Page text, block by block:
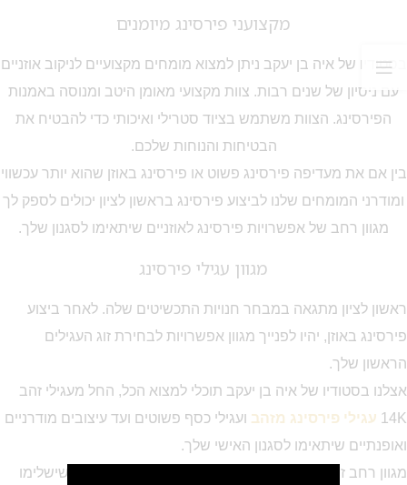
מקצועני פירסינג מיומנים
בסטודיו של איה בן יעקב ניתן למצוא מומחים מקצועיים לניקוב אוזניים
עם ניסיון של שנים רבות. צוות מקצועי מאומן היטב ומנוסה באמנות
הפירסינג. הצוות משתמש בציוד סטרילי ואיכותי כדי להבטיח את
הבטיחות והנוחות שלכם.
בין אם את מעדיפה פירסינג פשוט או פירסינג באוזן שהוא יותר עכשווי
ומודרני המומחים שלנו לביצוע פירסינג בראשון לציון יכולים לספק לך
מגוון רחב של אפשרויות פירסינג לאוזניים שיתאימו לסגנון שלך.
מגוון עגילי פירסינג
ראשון לציון מתגאה במבחר חנויות התכשיטים שלה. לאחר ביצוע
פירסינג באוזן, יהיו לפנייך מגוון אפשרויות לבחירת זוג העגילים
הראשון שלך.
אצלנו בסטודיו של איה בן יעקב תוכלי למצוא הכל, החל מעגילי זהב
14K עגילי פירסינג מזהב ועגילי כסף פשוטים ועד עיצובים מודרניים
ואופנתיים שיתאימו לסגנון האישי שלך.
מגוון רחב זה מבטיח לך שתמצא את העגילים המושלמים שישלימו